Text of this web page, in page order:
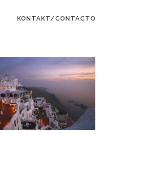
KONTAKT/CONTACTO